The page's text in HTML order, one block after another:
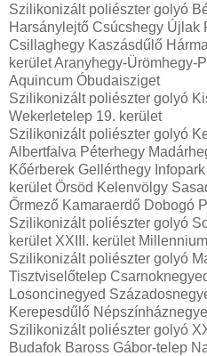
Szilikonizált poliészter golyó
Harsánylejtő Csúcshegy Újlak
Csillaghegy Kaszásdűlő
kerület Aranyhegy-Ürömhegy-
Aquincum Óbudaisziget
Szilikonizált poliészter golyó
Wekerletelep 19. kerület
Szilikonizált poliészter golyó
Albertfalva Péterhegy
Kőérberek Gellérthegy
kerület Örsöd Kelenvölgy
Őrmező Kamaraerdő Dobogó
Szilikonizált poliészter golyó
kerület XXIII. kerület
Szilikonizált poliészter golyó
Tisztviselőtelep
Losoncinegyed
Kerepesdűlő
Szilikonizált poliészter golyó
Budafok Baross Gábor-telep